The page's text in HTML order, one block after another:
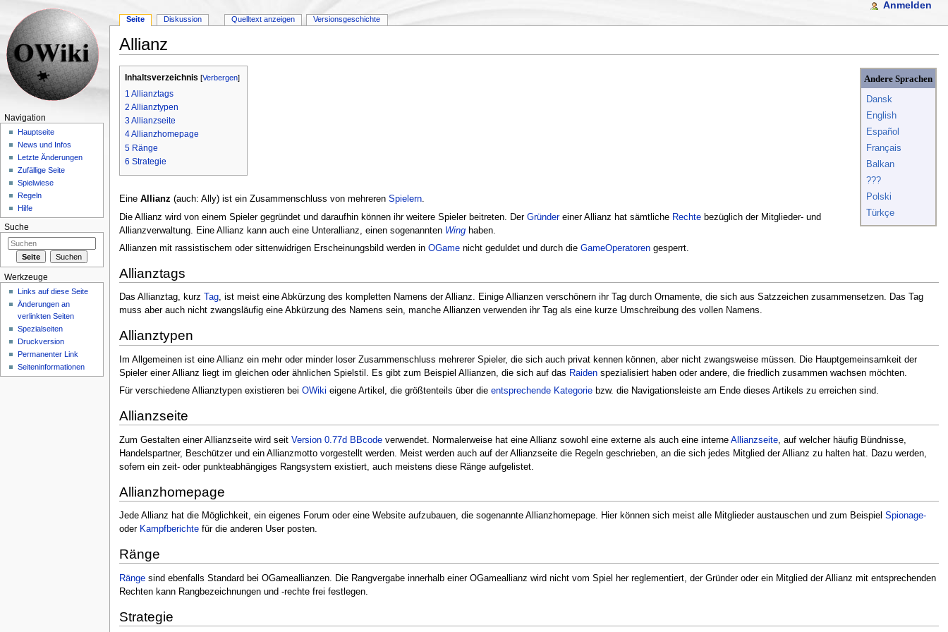
Allianz
Andere Sprachen
Dansk
English
Español
Français
Balkan
???
Polski
Türkçe
Inhaltsverzeichnis [Verbergen]
1 Allianztags
2 Allianztypen
3Allianzseite
4Allianzhomepage
5 Ränge
6 Strategie
Eine Allianz (auch: Ally) ist ein Zusammenschluss von mehreren Spielern.
Die Allianz wird von einem Spieler gegründet und daraufhin können ihr weitere Spieler beitreten. Der Gründereiner Allianz hat sämtliche Rechtebezüglich der Mitglieder- und
Allianzverwaltung. Eine Allianz kann auch eine Unterallianz, einen sogenannten Winghaben.
Allianzen mit rassistischem oder sittenwidrigen Erscheinungsbild werden in OGamenicht geduldet und durch die GameOperatorengesperrt.
Allianztags
Das Allianztag, kurz Tag, ist meist eine Abkürzung des kompletten Namens der Allianz. Einige Allianzen verschönern ihr Tag durch Ornamente, die sich aus Satzzeichen zusammensetzen. Das Tag
muss aber auch nicht zwangsläufig eine Abkürzung des Namens sein, manche Allianzen verwenden ihr Tag als eine kurze Umschreibung des vollen Namens.
Allianztypen
Im Allgemeinen ist eine Allianz ein mehr oder minder loser Zusammenschluss mehrerer Spieler, die sich auch privat kennen können, aber nicht zwangsweise müssen. Die Hauptgemeinsamkeit der
Spieler einer Allianz liegt im gleichen oder ähnlichen Spielstil. Es gibt zum Beispiel Allianzen, die sich auf das Raidenspezialisiert haben oder andere, die friedlich zusammen wachsen möchten.
Für verschiedene Allianztypen existieren bei OWiki eigene Artikel, die größtenteils über die entsprechende Kategoriebzw. die Navigationsleiste am Ende dieses Artikels zu erreichen sind.
Allianzseite
Zum Gestalten einer Allianzseite wird seit Version 0.77d BBcodeverwendet. Normalerweise hat eine Allianz sowohl eine externe als auch eine interne Allianzseite, auf welcher häufig Bündnisse,
Handelspartner, Beschützer und ein Allianzmotto vorgestellt werden. Meist werden auch auf der Allianzseite die Regeln geschrieben, an die sich jedes Mitglied der Allianz zu halten hat. Dazu werden,
sofern ein zeit- oder punkteabhängiges Rangsystem existiert, auch meistens diese Ränge aufgelistet.
Allianzhomepage
Jede Allianz hat die Möglichkeit, ein eigenes Forum oder eine Website aufzubauen, die sogenannte Allianzhomepage. Hier können sich meist alle Mitglieder austauschen und zum Beispiel Spionage-
oder Kampfberichtefür die anderen User posten.
Ränge
Rängesind ebenfalls Standard bei OGameallianzen. Die Rangvergabe innerhalb einer OGameallianz wird nicht vom Spiel her reglementiert, der Gründer oder ein Mitglied der Allianz mit entsprechenden
Rechten kann Rangbezeichnungen und -rechte frei festlegen.
Strategie
Seite Diskussion Quelltext anzeigen Versionsgeschichte
Anmelden
Navigation
Hauptseite
News und Infos
Letzte Änderungen
Zufällige Seite
Spielwiese
Regeln
Hilfe
Suche
Werkzeuge
Links auf diese Seite
Änderungen an
verlinkten Seiten
Spezialseiten
Druckversion
Permanenter Link
Seiteninformationen